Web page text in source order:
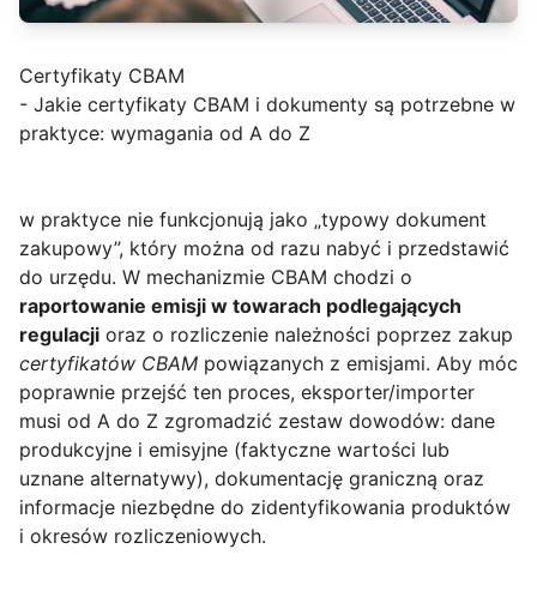
Certyfikaty CBAM
- Jakie certyfikaty CBAM i dokumenty są potrzebne w
praktyce: wymagania od A do Z
w praktyce nie funkcjonują jako „typowy dokument
zakupowy”, który można od razu nabyć i przedstawić
do urzędu. W mechanizmie CBAM chodzi o
raportowanie emisji w towarach podlegających
regulacji oraz o rozliczenie należności poprzez zakup
certyfikatów CBAM powiązanych z emisjami. Aby móc
poprawnie przejść ten proces, eksporter/importer
musi od A do Z zgromadzić zestaw dowodów: dane
produkcyjne i emisyjne (faktyczne wartości lub
uznane alternatywy), dokumentację graniczną oraz
informacje niezbędne do zidentyfikowania produktów
i okresów rozliczeniowych.